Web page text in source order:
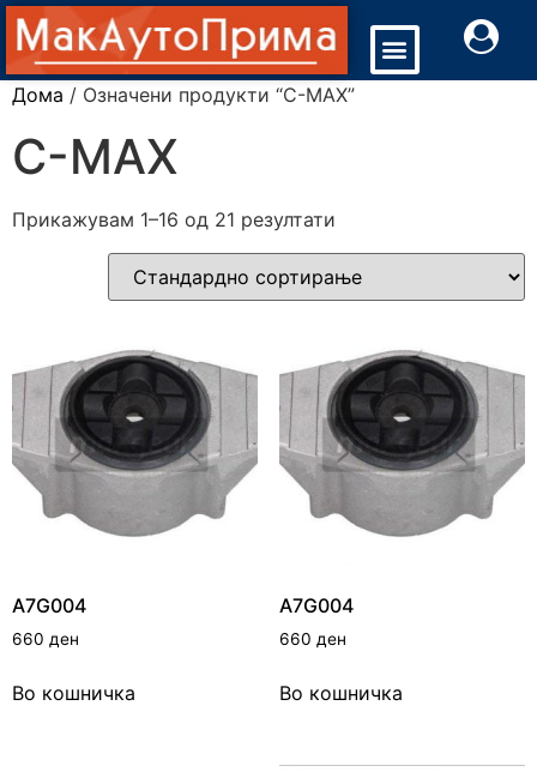
Дома / Означени продукти “C-MAX”
C-MAX
Прикажувам 1–16 од 21 резултати
A7G004
660 ден
Во кошничка
A7G004
660 ден
Во кошничка